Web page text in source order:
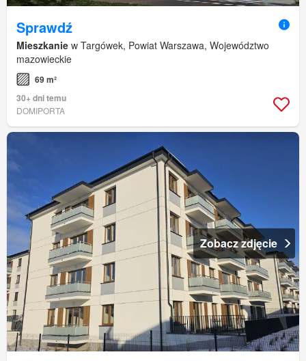
Sprawdź
Mieszkanie w Targówek, Powiat Warszawa, Województwo
mazowieckie
69 m²
30+ dni temu
DOMIPORTA
Zobacz zdjęcie